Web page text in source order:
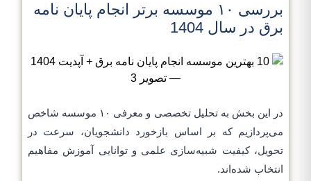
بررسی ۱۰ موسسه برتر انجام پایان نامه
برق در سال 1404
در این بخش به تحلیل تخصصی و معرفی ۱۰ موسسه شاخص
می‌پردازیم که بر اساس بازخورد دانشجویان، سرعت در
تحویل، کیفیت شبیه‌سازی علمی و توانایی آموزش مفاهیم
انتخاب شده‌اند.